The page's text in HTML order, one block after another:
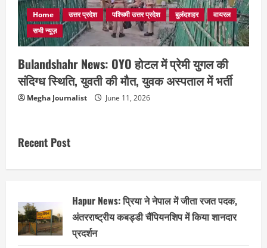
Home उत्तर प्रदेश पश्चिमी उत्तर प्रदेश बुलंदशहर
वायरल
सभी न्यूज़
Bulandshahr News: OYO होटल में प्रेमी युगल की
संदिग्ध स्थिति, युवती की मौत, युवक अस्पताल में भर्ती
Megha Journalist June 11, 2026
Recent Post
Hapur News: प्रिया ने नेपाल में जीता रजत पदक,
अंतरराष्ट्रीय कबड्डी चैंपियनशिप में किया शानदार
प्रदर्शन